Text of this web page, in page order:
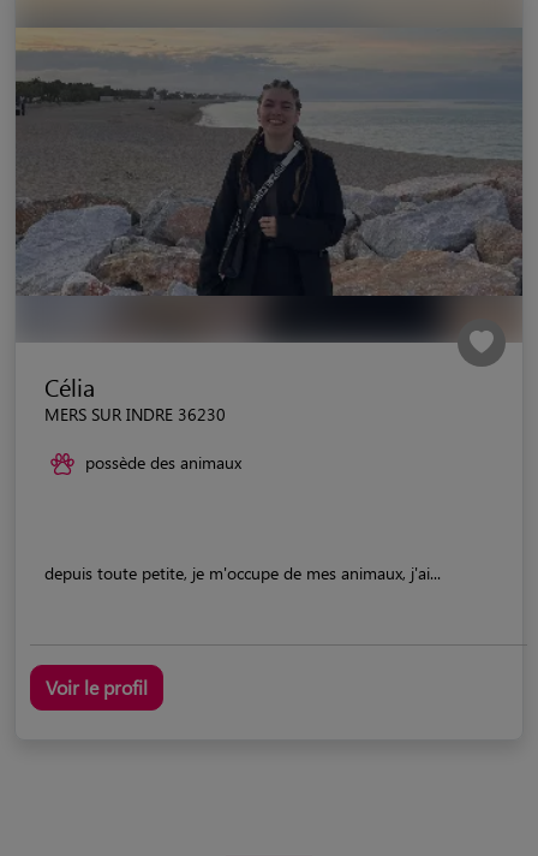
Célia
MERS SUR INDRE 36230
possède des animaux
depuis toute petite, je m'occupe de mes animaux, j'ai...
Voir le profil